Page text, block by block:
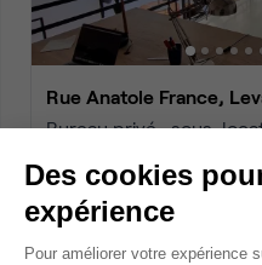
Rue Anatole France,
Bureau privé • sous-
9 000 € par mois
Des cookies
expérience
Plateforme de
Pour améliorer votre expérience